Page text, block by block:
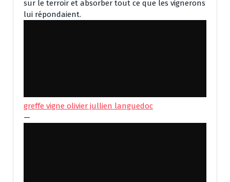
sur le terroir et absorber tout ce que les vignerons
lui répondaient.
greffe vigne olivier jullien languedoc
—